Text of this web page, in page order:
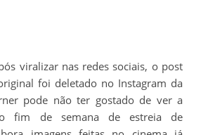
viralizar nas redes sociais, o post
foi deletado no Instagram da
pode não ter gostado de ver a
fim de semana de estreia de